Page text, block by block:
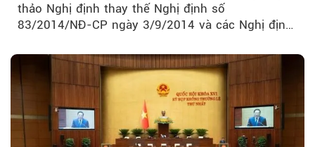
thảo Nghị định thay thế Nghị định số
83/2014/NĐ-CP ngày 3/9/2014 và các Nghị định